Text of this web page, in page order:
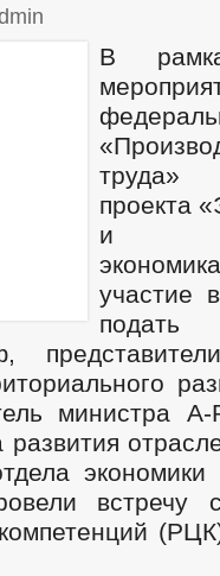
В
труда»
проекта
и
участие
подать
министра
развития
экономики
встречу с